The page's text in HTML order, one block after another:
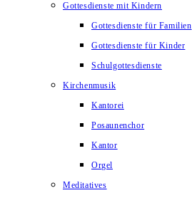
Gottesdienste mit Kindern
Gottesdienste für Familien
Gottesdienste für Kinder
Schulgottesdienste
Kirchenmusik
Kantorei
Posaunenchor
Kantor
Orgel
Meditatives